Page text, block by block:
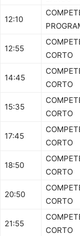
12:10
12:55
CORTO
14:45
CORTO
15:35
CORTO
17:45
CORTO
18:50
CORTO
20:50
CORTO
21:55
CORTO